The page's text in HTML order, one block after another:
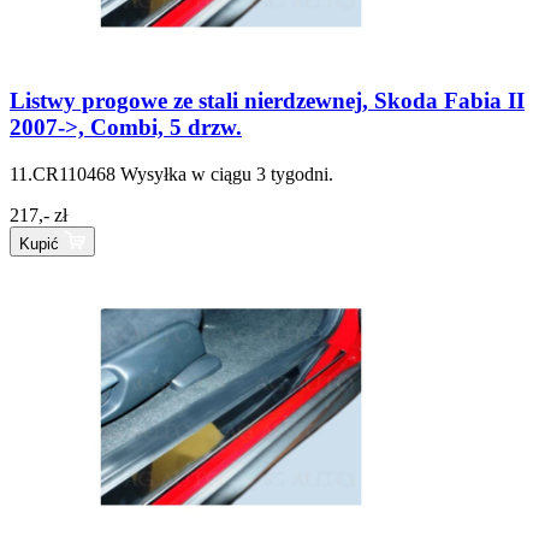
Listwy progowe ze stali nierdzewnej, Skoda Fabia II
2007->, Combi, 5 drzw.
11.CR110468 Wysyłka w ciągu 3 tygodni.
217,- zł
Kupić